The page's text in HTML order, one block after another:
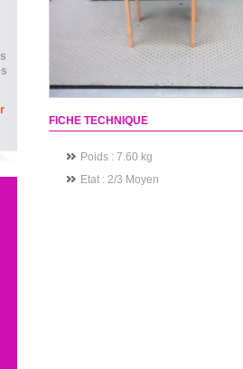
FICHE TECHNIQUE
Poids : 7.60 kg
Etat : 2/3 Moyen